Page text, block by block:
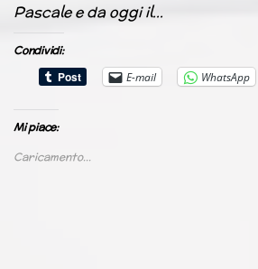
Pascale e da oggi il…
Condividi:
E-mail
WhatsApp
Mi piace:
Caricamento...